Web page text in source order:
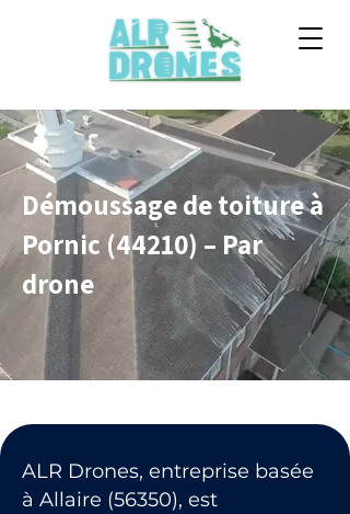
Démoussage de toiture à
Pornic (44210) – Par
drone
ALR Drones, entreprise basée
à Allaire (56350), est